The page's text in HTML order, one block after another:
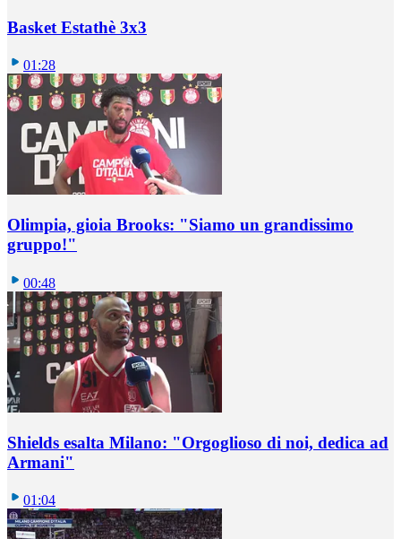
Basket Estathè 3x3
01:28
Olimpia, gioia Brooks: "Siamo un grandissimo
gruppo!"
00:48
Shields esalta Milano: "Orgoglioso di noi, dedica ad
Armani"
01:04